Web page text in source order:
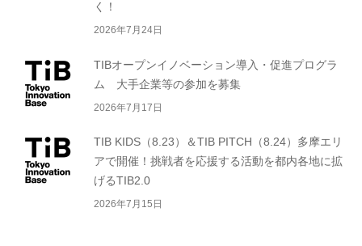
く！
2026年7月24日
TIBオープンイノベーション導入・促進プログラ
ム 大手企業等の参加を募集
2026年7月17日
TIB KIDS（8.23）＆TIB PITCH（8.24）多摩エリ
アで開催！挑戦者を応援する活動を都内各地に拡
げるTIB2.0
2026年7月15日